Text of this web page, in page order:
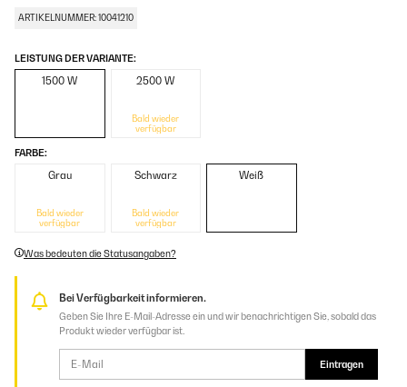
ARTIKELNUMMER: 10041210
LEISTUNG DER VARIANTE:
1500 W 2500 W
Bald wieder
verfügbar
FARBE:
Grau
Bald wieder
verfügbar
Schwarz
Bald wieder
verfügbar
Weiß
Was bedeuten die Statusangaben?
Bei Verfügbarkeit informieren.
Geben Sie Ihre E-Mail-Adresse ein und wir benachrichtigen Sie, sobald das
Produkt wieder verfügbar ist.
Eintragen